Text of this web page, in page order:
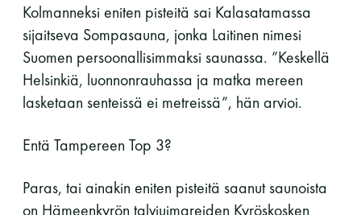
Kolmanneksi eniten pisteitä sai Kalasatamassa
sijaitseva Sompasauna, jonka Laitinen nimesi
Suomen persoonallisimmaksi saunassa. ”Keskellä
Helsinkiä, luonnonrauhassa ja matka mereen
lasketaan senteissä ei metreissä”, hän arvioi.
Entä Tampereen Top 3?
Paras, tai ainakin eniten pisteitä saanut saunoista
on Hämeenkyrön talviuimareiden Kyröskosken